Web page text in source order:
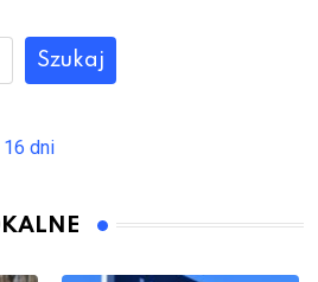
Szukaj
16 dni